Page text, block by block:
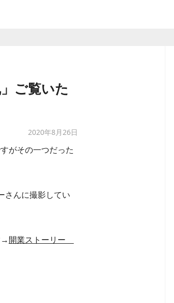
ご覧いた
2020年8月26日
がその一つだった
さんに撮影してい
→開業ストーリー